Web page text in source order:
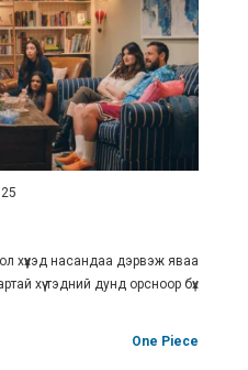
хүүхэд насандаа дэрвэж яваа
хүү тэдний дунд орсноор бүх
One Piece